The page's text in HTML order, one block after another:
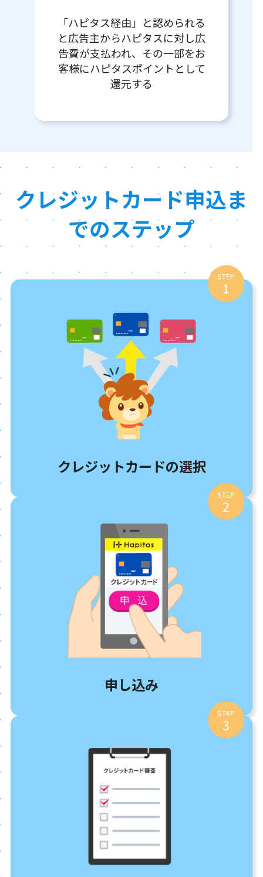
「ハピタス経由」と認められる
と広告主からハピタスに対し広
告費が支払われ、その一部をお
客様にハピタスポイントとして
還元する
クレジットカード申込ま
でのステップ
STEP
1
クレジットカードの選択
STEP
2
申し込み
STEP
3